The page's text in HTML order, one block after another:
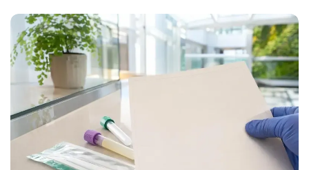
のもと、トーマス・クライン博士（MD）の指導のもとで
執筆されました。ハンス・ウェーバー教授（Dr.）の寄稿
と、サラ・ミッチェル博士（MD、PhD）による医学的レ
ビューを含みます。 主執筆者 トーマス・クライン（MD）
最高医療責任者（Chief Medical Officer）、Kantesti AI トー
マス・クライン博士は、認定臨床血液専門医であり、[…]